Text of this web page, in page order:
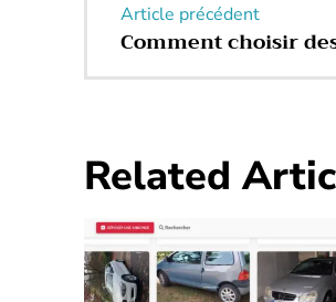
Article précédent
Comment choisir
Related